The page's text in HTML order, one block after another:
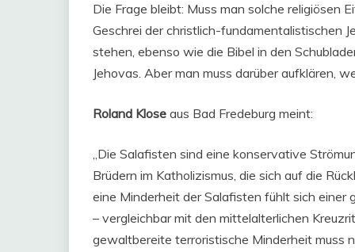
Die Frage bleibt: Muss man solche religiösen
Geschrei der christlich-fundamentalistischen
stehen, ebenso wie die Bibel in den
Jehovas. Aber man muss darüber aufklären,
Roland Klose aus Bad Fredeburg meint:
„Die Salafisten sind eine konservative
Brüdern im Katholizismus, die sich auf die
eine Minderheit der Salafisten fühlt sich
– vergleichbar mit den mittelalterlichen
gewaltbereite terroristische Minderheit muss